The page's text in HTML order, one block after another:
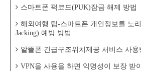
스마트폰 퍽코드(PUK)잠금 해제 방법
해외여행 팁-스마트폰 개인정보를 노
Jacking) 예방 방법
알뜰폰 긴급구조위치제공 서비스 사
VPN을 사용을 하면 익명성이 보장 받